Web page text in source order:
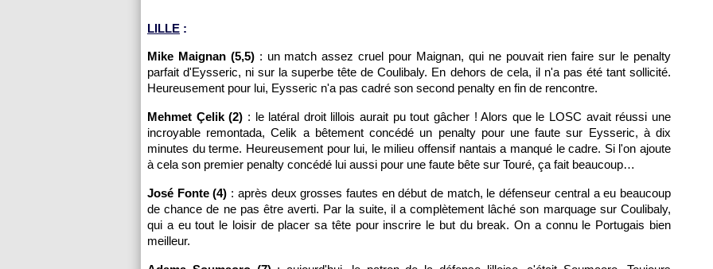
LILLE :
Mike Maignan (5,5): un match assez cruel pour Maignan, qui ne pouvait rien faire sur le penalty
parfait d'Eysseric, ni sur la superbe tête de Coulibaly. En dehors de cela, il n'a pas été tant sollicité.
Heureusement pour lui, Eysseric n'a pas cadré son second penalty en fin de rencontre.
Mehmet Çelik (2) : le latéral droit lillois aurait pu tout gâcher ! Alors que le LOSC avait réussi une
incroyable remontada, Celik a bêtement concédé un penalty pour une faute sur Eysseric, à dix
minutes du terme. Heureusement pour lui, le milieu offensif nantais a manqué le cadre. Si l'on ajoute
à cela son premier penalty concédé lui aussi pour une faute bête sur Touré, ça fait beaucoup…
José Fonte (4) : après deux grosses fautes en début de match, le défenseur central a eu beaucoup
de chance de ne pas être averti. Par la suite, il a complètement lâché son marquage sur Coulibaly,
qui a eu tout le loisir de placer sa tête pour inscrire le but du break. On a connu le Portugais bien
meilleur.